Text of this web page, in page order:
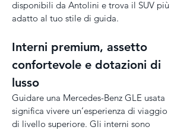
disponibili da Antolini e trova il SUV più
adatto al tuo stile di guida.
Interni premium, assetto
confortevole e dotazioni di
lusso
Guidare una Mercedes-Benz GLE usata
significa vivere un’esperienza di viaggio
di livello superiore. Gli interni sono